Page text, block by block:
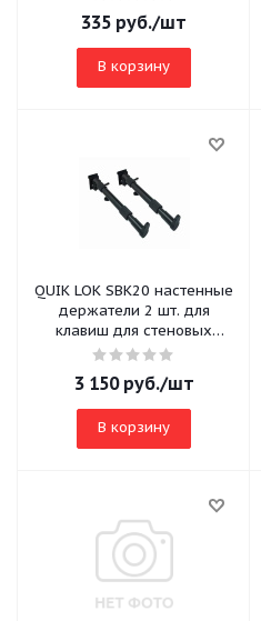
335 руб./шт
В корзину
QUIK LOK SBK20 настенные
держатели 2 шт. для
клавиш для стеновых
панелей
3 150руб./шт
В корзину